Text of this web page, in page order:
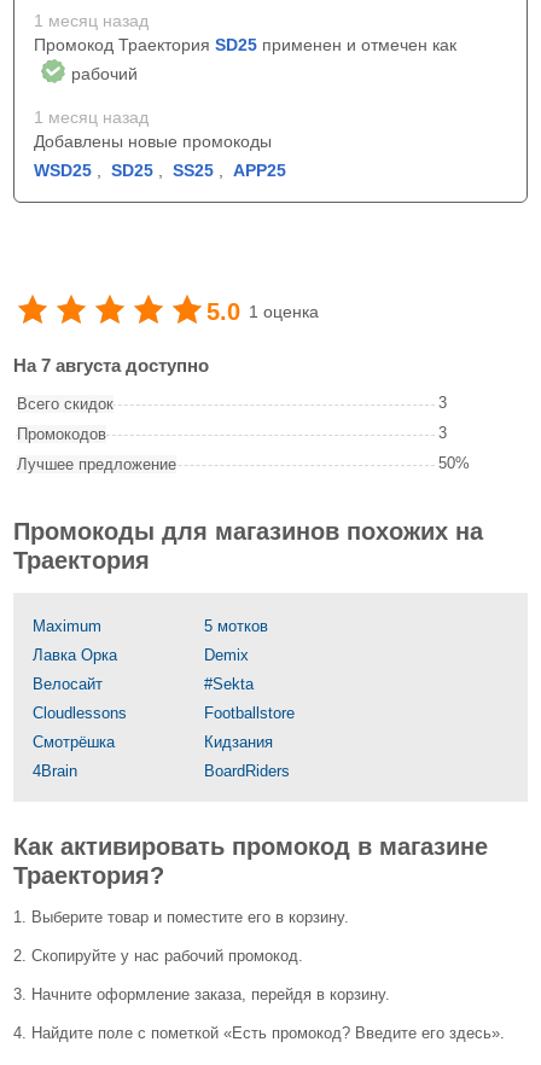
1 месяц назад
Промокод Траектория SD25 применен и отмечен как
рабочий
1 месяц назад
Добавлены новые промокоды
WSD25
SD25 SS25 APP25
5.0 1 оценка
На 7 августа доступно
Всего скидок
3
Промокодов
3
Лучшее предложение
50%
Промокоды для магазинов похожих на
Траектория
Maximum
5 мотков
Лавка Орка
Demix
Велосайт
#Sekta
Cloudlessons
Footballstore
Смотрёшка
Кидзания
4Brain
BoardRiders
Как активировать промокод в магазине
Траектория?
1. Выберите товар и поместите его в корзину.
2. Скопируйте у нас рабочий промокод.
3. Начните оформление заказа, перейдя в корзину.
4. Найдите поле с пометкой «Есть промокод? Введите его здесь».